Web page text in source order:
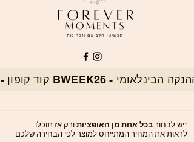
*יש לבחור בכל אחת מן האופציות ורק אז תוכלו
לראות את המחיר המתייחס למוצר לפי הבחירה שלכם